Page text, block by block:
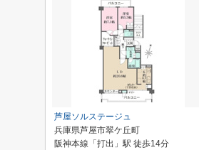
芦屋ソルステージュ
兵庫県芦屋市翠ケ丘町
阪神本線「打出」駅 徒歩14分